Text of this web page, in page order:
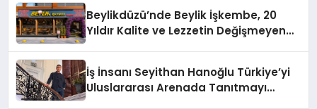
Beylikdüzü’nde Beylik İşkembe, 20
Yıldır Kalite ve Lezzetin Değişmeyen
İş İnsanı Seyithan Hanoğlu Türkiye’yi
Uluslararası Arenada Tanıtmayı